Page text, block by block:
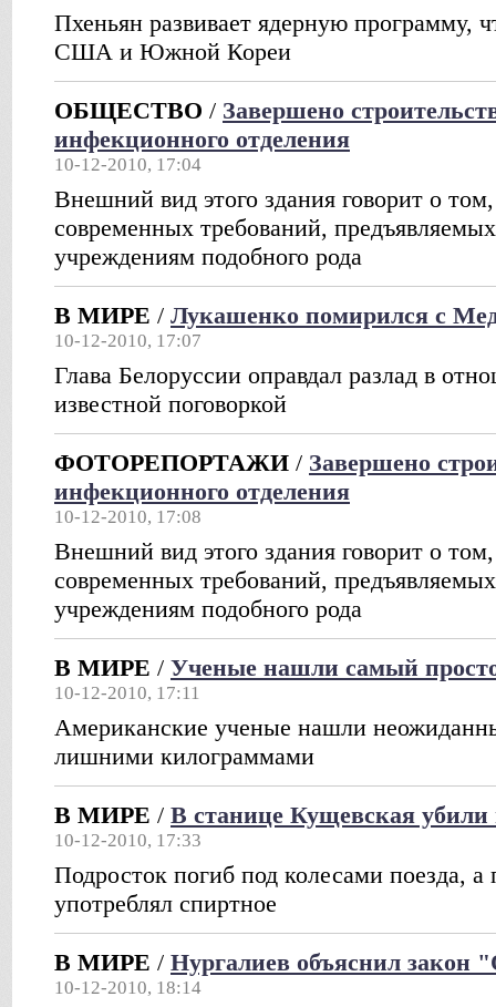
Пхеньян развивает ядерную программу,
США и Южной Кореи
ОБЩЕСТВО / Завершено
инфекционного отделения
10-12-2010, 17:04
Внешний вид этого здания говорит о
современных требований,
учреждениям подобного рода
В МИРЕ / Лукашенко помирился с
10-12-2010, 17:07
Глава Белоруссии оправдал разлад в
известной поговоркой
ФОТОРЕПОРТАЖИ / Завершено
инфекционного отделения
10-12-2010, 17:08
Внешний вид этого здания говорит о
современных требований,
учреждениям подобного рода
В МИРЕ / Ученые нашли самый
10-12-2010, 17:11
Американские ученые нашли
лишними килограммами
В МИРЕ / В станице Кущевская убили
10-12-2010, 17:33
Подросток погиб под колесами поезда, а
употреблял спиртное
В МИРЕ / Нургалиев объяснил закон
10-12-2010, 18:14